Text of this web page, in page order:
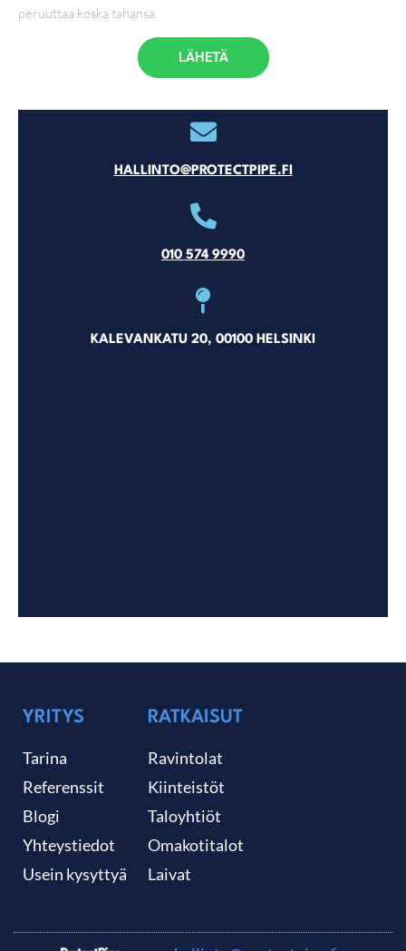
peruuttaa koska tahansa.
LÄHETÄ
HALLINTO@PROTECTPIPE.FI
010 574 9990
KALEVANKATU 20, 00100 HELSINKI
YRITYS
Tarina
Referenssit
Blogi
Yhteystiedot
Usein kysyttyä
RATKAISUT
Ravintolat
Kiinteistöt
Taloyhtiöt
Omakotitalot
Laivat